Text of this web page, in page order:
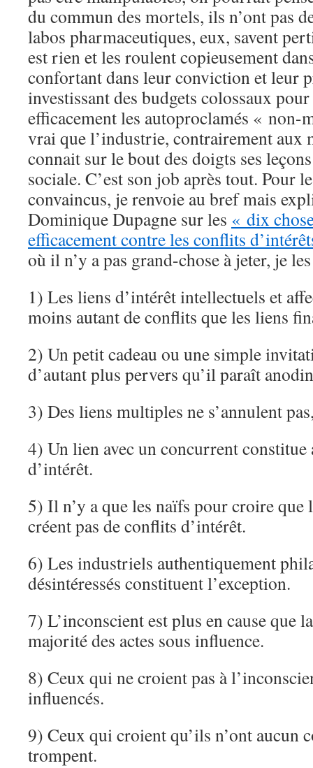
du commun des mortels, ils n’ont pas
labos pharmaceutiques, eux, savent
est rien et les roulent copieusement
confortant dans leur conviction et leur
investissant des budgets colossaux
efficacement les autoproclamés « non-
vrai que l’industrie, contrairement aux
connait sur le bout des doigts ses
sociale. C’est son job après tout. Pour
convaincus, je renvoie au bref mais
Dominique Dupagne sur les « dix
efficacement contre les conflits
où il n’y a pas grand-chose à jeter, je
1) Les liens d’intérêt intellectuels et
moins autant de conflits que les liens
2) Un petit cadeau ou une simple
d’autant plus pervers qu’il paraît
3) Des liens multiples ne s’annulent
4) Un lien avec un concurrent
d’intérêt.
5) Il n’y a que les naïfs pour croire que
créent pas de conflits d’intérêt.
6) Les industriels authentiquement
désintéressés constituent l’exception.
7) L’inconscient est plus en cause que
majorité des actes sous influence.
8) Ceux qui ne croient pas à
influencés.
9) Ceux qui croient qu’ils n’ont aucun
trompent.